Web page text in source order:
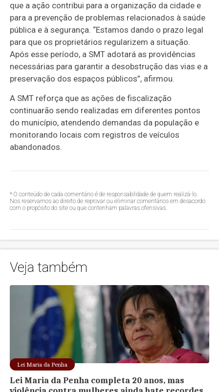
que a ação contribui para a organização da cidade e
para a prevenção de problemas relacionados à saúde
pública e à segurança. “Estamos dando o prazo legal
para que os proprietários regularizem a situação.
Após esse período, a SMT adotará as providências
necessárias para garantir a desobstrução das vias e a
preservação dos espaços públicos”, afirmou.
A SMT reforça que as ações de fiscalização
continuarão sendo realizadas em diferentes pontos
do município, atendendo demandas da população e
monitorando locais com registros de veículos
abandonados.
* O conteúdo de cada comentário é de responsabilidade de quem realizá-lo.
Nos reservamos ao direito de reprovar ou eliminar comentários em desacordo
com o propósito do site ou que contenham palavras ofensivas.
Veja também
Lei Maria da Penha
Lei Maria da Penha completa 20 anos, mas